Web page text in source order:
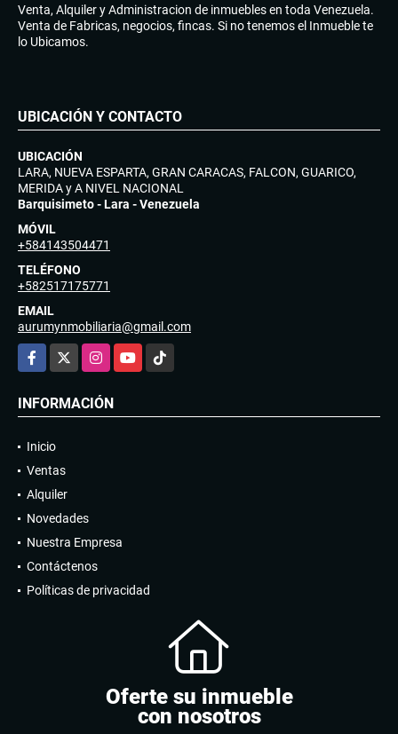
Venta, Alquiler y Administracion de inmuebles en toda Venezuela.
Venta de Fabricas, negocios, fincas. Si no tenemos el Inmueble te
lo Ubicamos.
UBICACIÓN Y CONTACTO
UBICACIÓN
LARA, NUEVA ESPARTA, GRAN CARACAS, FALCON, GUARICO,
MERIDA y A NIVEL NACIONAL
Barquisimeto - Lara - Venezuela
MÓVIL
+584143504471
TELÉFONO
+582517175771
EMAIL
aurumynmobiliaria@gmail.com
Facebook
InstagramYouTubeTikTok
INFORMACIÓN
Inicio
Ventas
Alquiler
Novedades
Nuestra Empresa
Contáctenos
Políticas de privacidad
Oferte su inmueble
con nosotros